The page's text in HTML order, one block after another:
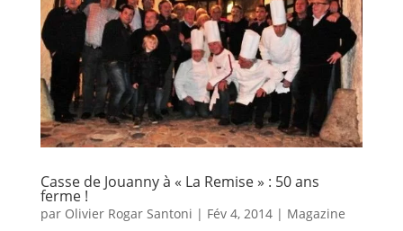
Casse de Jouanny à « La Remise » : 50 ans
ferme !
par Olivier Rogar Santoni | Fév 4, 2014| Magazine